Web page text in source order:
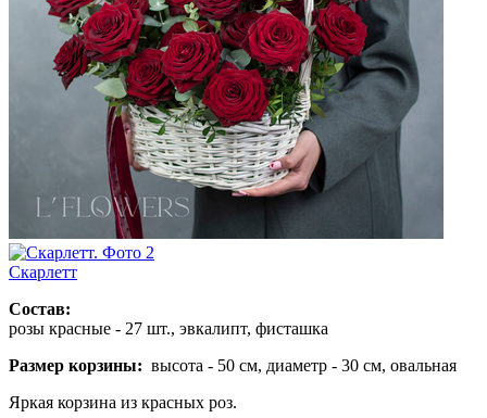
Скарлетт
Состав:
розы красные - 27 шт., эвкалипт, фисташка
Размер корзины: высота - 50 см, диаметр - 30 см, овальная
Яркая корзина из красных роз.